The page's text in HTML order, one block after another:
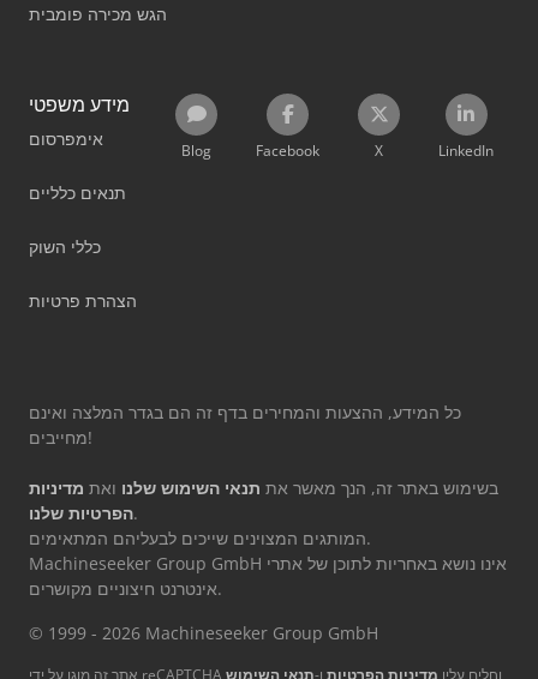
הגש מכירה פומבית
מידע משפטי
אימפרסום
תנאים כלליים
כללי השוק
הצהרת פרטיות
Blog Facebook X LinkedIn
כל המידע, ההצעות והמחירים בדף זה הם בגדר המלצה ואינם
מחייבים!
בשימוש באתר זה, הנך מאשר את תנאי השימוש שלנו ואת מדיניות
הפרטיות שלנו.
המותגים המצוינים שייכים לבעליהם המתאימים.
Machineseeker Group GmbH אינו נושא באחריות לתוכן של אתרי
אינטרנט חיצוניים מקושרים.
© 1999 - 2026 Machineseeker Group GmbH
אתר זה מוגן על ידי reCAPTCHA וחלים עליו מדיניות הפרטיות ו-תנאי השימוש